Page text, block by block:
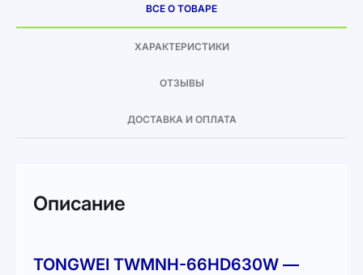
ВСЕ О ТОВАРЕ
ХАРАКТЕРИСТИКИ
ОТЗЫВЫ
ДОСТАВКА И ОПЛАТА
Описание
TONGWEI TWMNH-66HD630W —